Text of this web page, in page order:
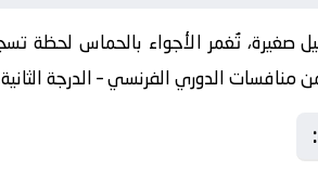
صغيرة، تُغمر الأجواء بالحماس
الدوري الفرنسي – الدرجة الثانية.